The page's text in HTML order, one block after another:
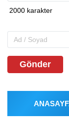
Gönder